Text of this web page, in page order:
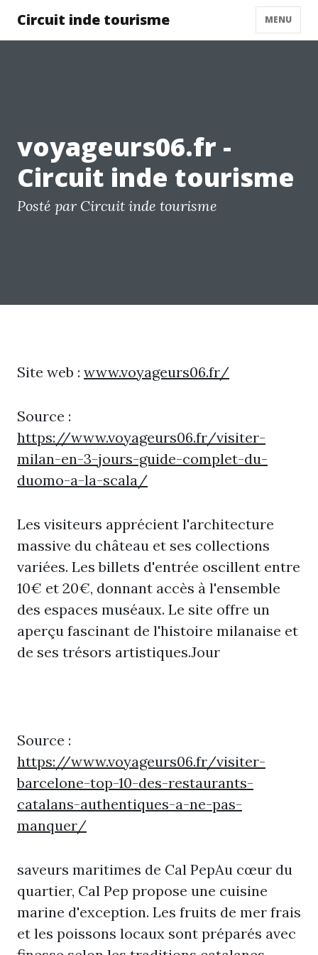
Circuit inde tourisme MENU
voyageurs06.fr -
Circuit inde tourisme
Posté par Circuit inde tourisme
Site web : www.voyageurs06.fr/
Source :
https://www.voyageurs06.fr/visiter-
milan-en-3-jours-guide-complet-du-
duomo-a-la-scala/
Les visiteurs apprécient l'architecture
massive du château et ses collections
variées. Les billets d'entrée oscillent entre
10€ et 20€, donnant accès à l'ensemble
des espaces muséaux. Le site offre un
aperçu fascinant de l'histoire milanaise et
de ses trésors artistiques.Jour
Source :
https://www.voyageurs06.fr/visiter-
barcelone-top-10-des-restaurants-
catalans-authentiques-a-ne-pas-
manquer/
saveurs maritimes de Cal PepAu cœur du
quartier, Cal Pep propose une cuisine
marine d'exception. Les fruits de mer frais
et les poissons locaux sont préparés avec